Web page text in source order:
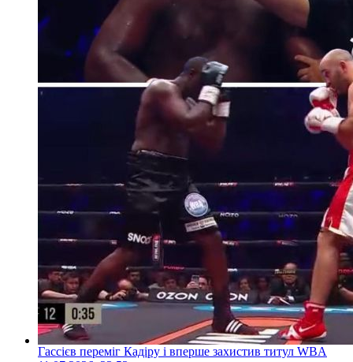
Гассієв переміг Кадіру і вперше захистив титул WBA